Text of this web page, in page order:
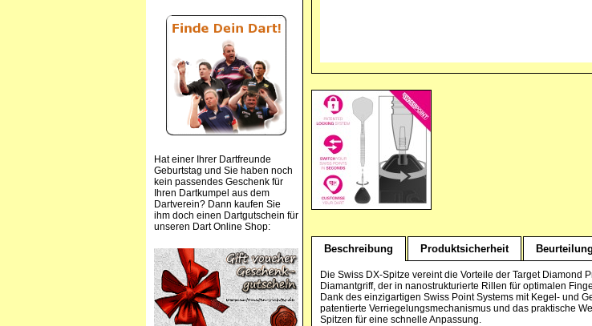
Hat einer Ihrer Dartfreunde
Geburtstag und Sie haben noch
kein passendes Geschenk für
Ihren Dartkumpel aus dem
Dartverein? Dann kaufen Sie
ihm doch einen Dartgutschein für
unseren Dart Online Shop:
Beschreibung Produktsicherheit Beurteilung
Die Swiss DX-Spitze vereint die Vorteile der Target Diamond
Diamantgriff, der in nanostrukturierte Rillen für optimalen
Dank des einzigartigen Swiss Point Systems mit Kegel- und
patentierte Verriegelungsmechanismus und das praktische
Spitzen für eine schnelle Anpassung.